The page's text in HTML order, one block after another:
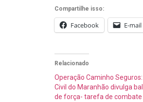
Compartilhe isso:
Facebook E-mail
Relacionado
Operação Caminho
Civil do Maranhão divulga
de força- tarefa de combate